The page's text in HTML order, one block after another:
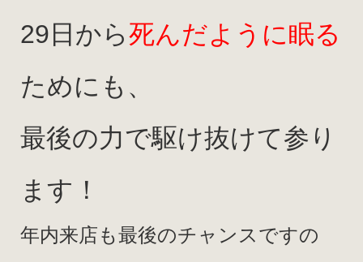
29日から死んだように眠る
ためにも、
最後の力で駆け抜けて参り
ます！
年内来店も最後のチャンスですの